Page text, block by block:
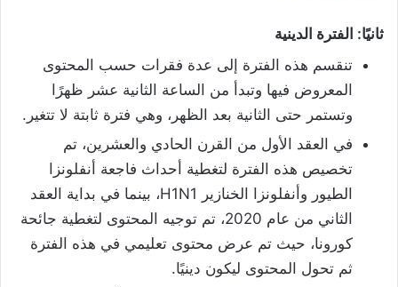
ثانيًا: الفترة الدينية
تنقسم هذه الفترة إلى عدة فقرات حسب المحتوى
المعروض فيها وتبدأ من الساعة الثانية عشر ظهرًا
وتستمر حتى الثانية بعد الظهر، وهي فترة ثابتة لا تتغير.
في العقد الأول من القرن الحادي والعشرين، تم
تخصيص هذه الفترة لتغطية أحداث فاجعة أنفلونزا
الطيور وأنفلونزا الخنازير H1N1، بينما في بداية العقد
الثاني من عام 2020، تم توجيه المحتوى لتغطية جائحة
كورونا، حيث تم عرض محتوى تعليمي في هذه الفترة
ثم تحول المحتوى ليكون دينيًا.